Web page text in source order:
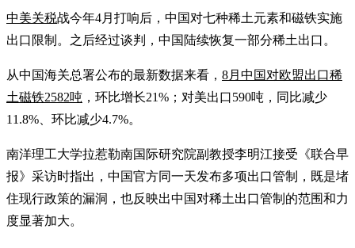
中美关税战今年4月打响后，中国对七种稀土元素和磁铁实施
出口限制。之后经过谈判，中国陆续恢复一部分稀土出口。
从中国海关总署公布的最新数据来看， 8月中国对欧盟出口稀
土磁铁2582吨 ，环比增长21%；对美出口590吨，同比减少
11.8%、环比减少4.7%。
南洋理工大学拉惹勒南国际研究院副教授李明江接受《联合早
报》采访时指出，中国官方同一天发布多项出口管制，既是堵
住现行政策的漏洞，也反映出中国对稀土出口管制的范围和力
度显著加大。